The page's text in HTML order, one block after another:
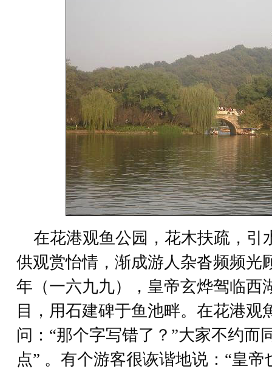
在花港观鱼公园，花木扶疏，引
供观赏怡情，渐成游人杂沓频频光
年（一六九九），皇帝玄烨驾临西
目，用石建碑于鱼池畔。在花港观
问：“那个字写错了？”大家不约而
点” 。有个游客很诙谐地说：“皇